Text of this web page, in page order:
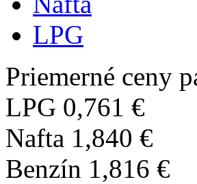
LPG
Priemerné ceny
LPG 0,761 €
Nafta 1,840 €
Benzín 1,816 €